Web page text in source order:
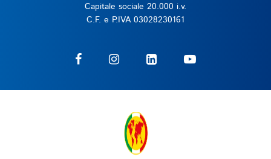
Capitale sociale 20.000 i.v.
C.F. e P.IVA 03028230161